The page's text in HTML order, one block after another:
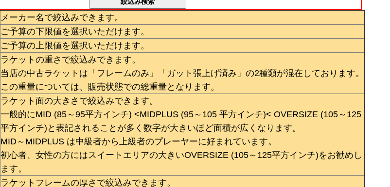
メーカー名で絞込みできます。
ご予算の下限値を選択いただけます。
ご予算の上限値を選択いただけます。
ラケットの重さで絞込みできます。
当店の中古ラケットは「フレームのみ」「ガット張上げ済み」の2種類が混在しております。
この重量については、販売状態での総重量となります。
ラケット面の大きさで絞込みできます。
一般的にMID (85～95平方インチ) <MIDPLUS (95～105 平方インチ)< OVERSIZE (105～125
平方インチ)と表記されることが多く数字が大きいほど面積が広くなります。
MID～MIDPLUS は中級者から上級者のプレーヤーに好まれています。
初心者、女性の方にはスイートエリアの大きいOVERSIZE (105～125平方インチ)をお勧めし
ます。
ラケットフレームの厚さで絞込みできます。